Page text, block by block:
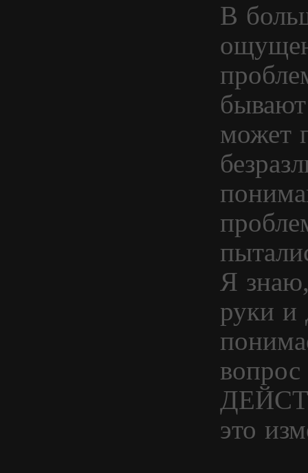
В
может
Я
руки и
вопрос
это